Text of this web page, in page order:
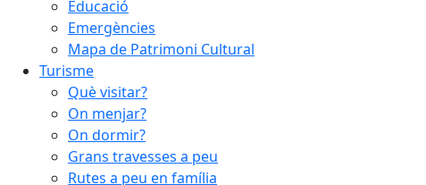
Educació
Emergències
Mapa de Patrimoni Cultural
Turisme
Què visitar?
On menjar?
On dormir?
Grans travesses a peu
Rutes a peu en família